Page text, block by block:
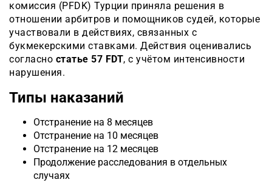
комиссия (PFDK) Турции приняла решения в
отношении арбитров и помощников судей, которые
участвовали в действиях, связанных с
букмекерскими ставками. Действия оценивались
согласно статье 57 FDT, с учётом интенсивности
нарушения.
Типы наказаний
Отстранение на 8 месяцев
Отстранение на 10 месяцев
Отстранение на 12 месяцев
Продолжение расследования в отдельных
случаях